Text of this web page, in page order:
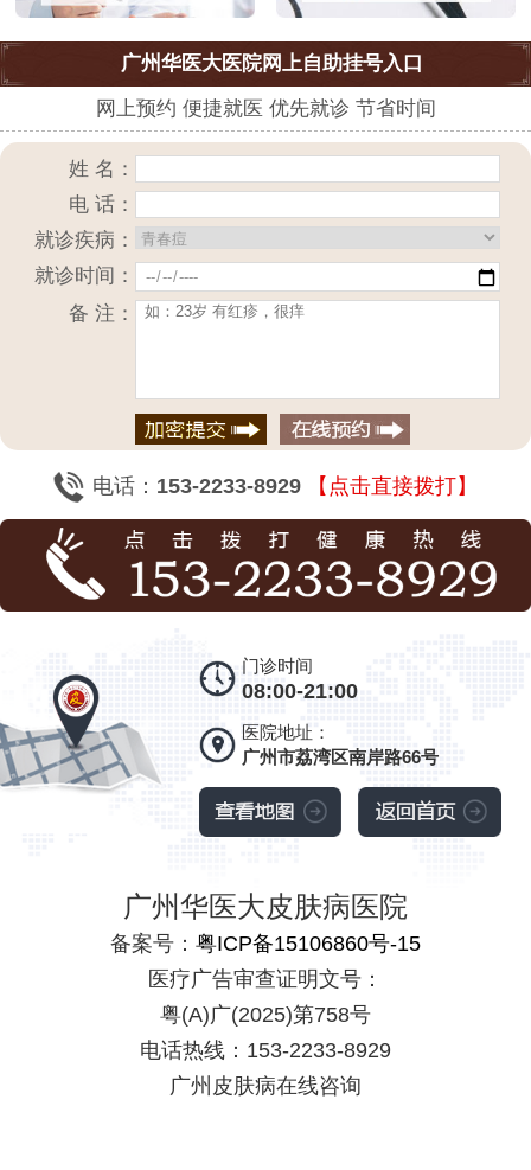
广州华医大医院网上自助挂号入口
网上预约 便捷就医 优先就诊 节省时间
姓 名：
电 话：
就诊疾病：
就诊时间：
备 注：
电话： 153-2233-8929 【点击直接拨打】
门诊时间
08:00-21:00
医院地址：
广州市荔湾区南岸路66号
广州华医大皮肤病医院
备案号： 粤ICP备15106860号-15
医疗广告审查证明文号：
粤(A)广(2025)第758号
电话热线：153-2233-8929
广州皮肤病在线咨询